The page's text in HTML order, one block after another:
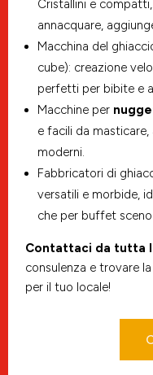
Cristallini e
annacquare,
Macchina del
cube): creazione
perfetti per bibite e
Macchine per
e facili da
moderni.
Fabbricatori di
versatili e morbide,
che per buffet
Contattaci da tutta
consulenza e trovare
per il tuo locale!